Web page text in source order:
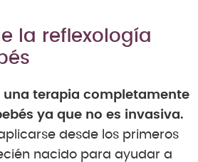
la reflexología
una terapia completamente
ya que no es invasiva.
desde los primeros
nacido para ayudar a